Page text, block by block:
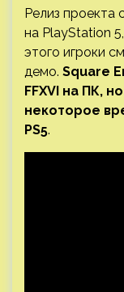
Релиз проекта
на PlayStation
этого игроки
демо. Square
FFXVI на ПК,
некоторое
PS5.